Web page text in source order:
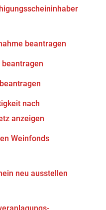
beantragen
nach
anzeigen
Weinfonds
neu ausstellen